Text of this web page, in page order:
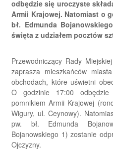
odbędzie się uroczyste
Armii Krajowej. Natomiast o
bł. Edmunda
święta z udziałem pocztów
Przewodniczący Rady
zaprasza mieszkańców
obchodach, które uświetni
O godzinie 17:00
pomnikiem Armii Krajowej
Wigury, ul. Ceynowy).
pw. bł. Edmunda
Bojanowskiego 1) zostanie
Ojczyzny.